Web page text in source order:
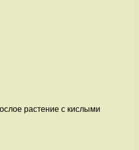
растение с кислыми